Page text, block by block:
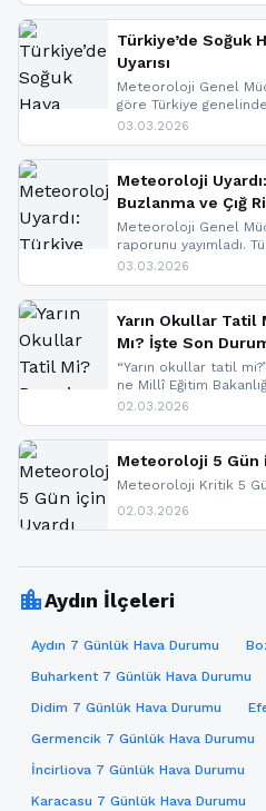
ise çığ tehlikesi
nedeniyle görüş
yaşanabileceği
Türkiye’de Soğuk
Uyarısı
Meteoroloji Genel
göre Türkiye
oluyor. Birçok il için kar
03.03.2026
Meteoroloji
Buzlanma ve Çığ
Meteoroloji Genel
raporunu yayımladı.
ve don beklenirken
yapıldı. İşte son
03.03.2026
Yarın Okullar Tatil
Mı? İşte Son
“Yarın okullar tatil
ne Millî Eğitim
yapılmış resmi bir tatil
paylaşacağız. En
sitemizi takip edebilir
02.03.2026
Meteoroloji 5 Gün
Meteoroloji Kritik 5
02.03.2026
location_cityAydın İlçeleri
Aydın 7 Günlük Hava Durumu
Buharkent 7 Günlük Hava Durumu
Didim 7 Günlük Hava Durumu
Germencik 7 Günlük Hava Durumu
İncirliova 7 Günlük Hava Durumu
Karacasu 7 Günlük Hava Durumu